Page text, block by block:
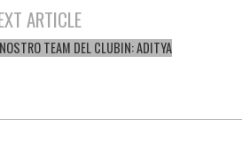
ARTICLE
TEAM DEL CLUBIN: ADITYA